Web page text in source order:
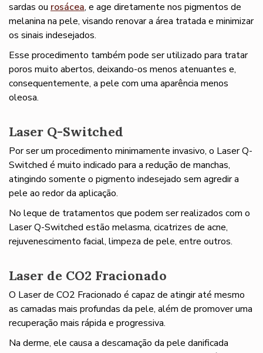
sardas ou rosácea, e age diretamente nos pigmentos de
melanina na pele, visando renovar a área tratada e minimizar
os sinais indesejados.
Esse procedimento também pode ser utilizado para tratar
poros muito abertos, deixando-os menos atenuantes e,
consequentemente, a pele com uma aparência menos
oleosa.
Laser Q-Switched
Por ser um procedimento minimamente invasivo, o Laser Q-
Switched é muito indicado para a redução de manchas,
atingindo somente o pigmento indesejado sem agredir a
pele ao redor da aplicação.
No leque de tratamentos que podem ser realizados com o
Laser Q-Switched estão melasma, cicatrizes de acne,
rejuvenescimento facial, limpeza de pele, entre outros.
Laser de CO2 Fracionado
O Laser de CO2 Fracionado é capaz de atingir até mesmo
as camadas mais profundas da pele, além de promover uma
recuperação mais rápida e progressiva.
Na derme, ele causa a descamação da pele danificada